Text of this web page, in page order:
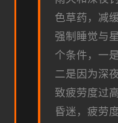
色草药，减
强制睡觉与
个条件，一
二是因为深
致疲劳度过
昏迷，疲劳